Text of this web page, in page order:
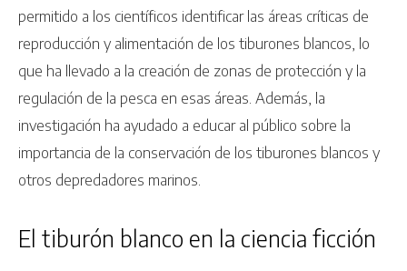
permitido a los científicos identificar las áreas críticas de
reproducción y alimentación de los tiburones blancos, lo
que ha llevado a la creación de zonas de protección y la
regulación de la pesca en esas áreas. Además, la
investigación ha ayudado a educar al público sobre la
importancia de la conservación de los tiburones blancos y
otros depredadores marinos.
El tiburón blanco en la ciencia ficción